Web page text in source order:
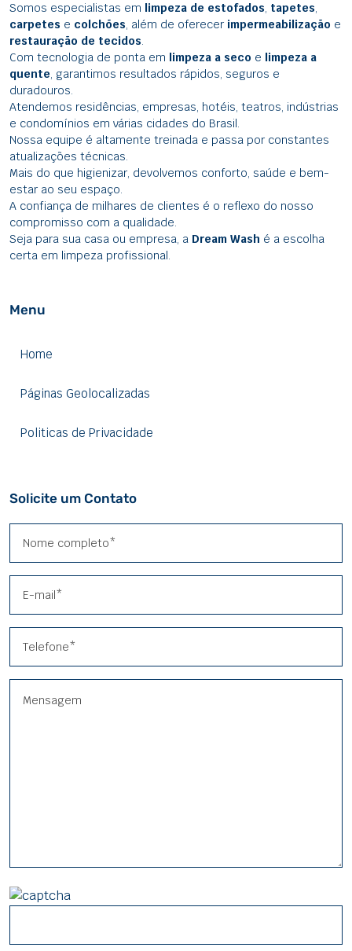
Somos especialistas em limpeza de estofados, tapetes,
carpetes e colchões, além de oferecer impermeabilização e
restauração de tecidos.
Com tecnologia de ponta em limpeza a seco e limpeza a
quente, garantimos resultados rápidos, seguros e
duradouros.
Atendemos residências, empresas, hotéis, teatros, indústrias
e condomínios em várias cidades do Brasil.
Nossa equipe é altamente treinada e passa por constantes
atualizações técnicas.
Mais do que higienizar, devolvemos conforto, saúde e bem-
estar ao seu espaço.
A confiança de milhares de clientes é o reflexo do nosso
compromisso com a qualidade.
Seja para sua casa ou empresa, a Dream Wash é a escolha
certa em limpeza profissional.
Menu
Home
Páginas Geolocalizadas
Politicas de Privacidade
Solicite um Contato